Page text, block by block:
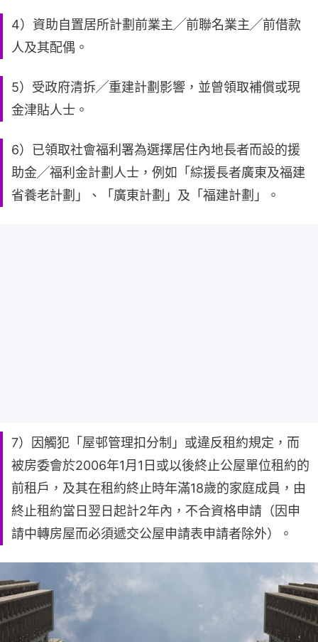
4）資助自置居所計劃前業主╱前聯名業主╱前借款
人及其配偶。
5）受政府清拆╱重建計劃影響，並曾領取補償或現
金津貼人士。
6）已領取社會福利署為選擇居住內地長者而設的援
助金╱福利金計劃人士，例如「綜援長者廣東及福建
省養老計劃」、「廣東計劃」及「福建計劃」。
7）因觸犯「屋邨管理扣分制」或違反租約規定，而
被房委會於2006年1月1日或以後終止公屋單位租約的
前租戶，及其在租約終止時年滿18歲的家庭成員，由
終止租約當日翌日起計2年內，不合資格申請（因申
請中轉房屋而必須遞交公屋申請表申請者除外）。